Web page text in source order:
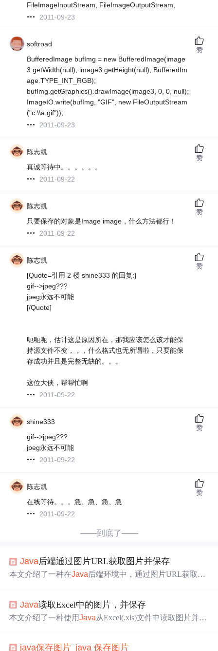
FileImageInputStream, FileImageOutputStream,
2011-09-23
softroad
BufferedImage bufImg = new BufferedImage(image
3.getWidth(null), image3.getHeight(null), BufferedIm
age.TYPE_INT_RGB);
bufImg.getGraphics().drawImage(image3, 0, 0, null);
ImageIO.write(bufImg, "GIF", new FileOutputStream
("c:\\a.gif"));
2011-09-23
赞
陈志凯
真诚等待中。。。。。。
2011-09-22
赞
陈志凯
只要保存的对象是Image image，什么方法都行！
2011-09-22
赞
陈志凯
[Quote=引用 2 楼 shine333 的回复:]
gif-->jpeg???
jpeg永远不可能
[/Quote]
呃呃呃，估计这是原因所在，那我应该怎么该才能保
持源文件不变，，，什么格式也无所谓啦，只要能保
存成功并且是完整无缺的。。。
这位大侠，帮帮忙啊
2011-09-22
赞
shine333
gif-->jpeg???
jpeg永远不可能
2011-09-22
赞
陈志凯
在线等待。。。急、急、急、急
2011-09-22
赞
——到底了——
Java后端通过图片URL获取图片并保存
本文介绍了一种在Java后端环境中，通过图片URL获取图
到指定路径的过程。
Java读取Excel中的图片，并保存
本文介绍了一种使用Java从Excel(.xls)文件中读取图片并将
保存到指定目录。
java保存图片 java 保存图片